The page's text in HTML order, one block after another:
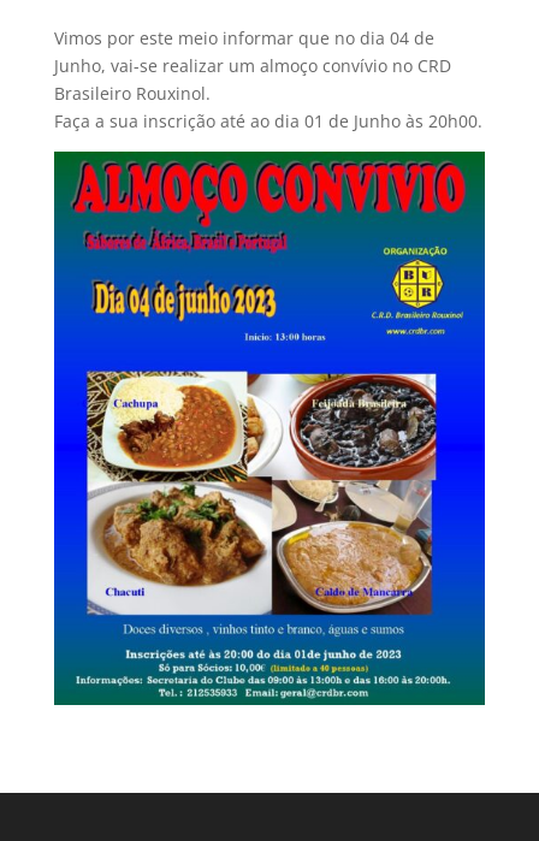
Vimos por este meio informar que no dia 04 de
Junho, vai-se realizar um almoço convívio no CRD
Brasileiro Rouxinol.
Faça a sua inscrição até ao dia 01 de Junho às 20h00.